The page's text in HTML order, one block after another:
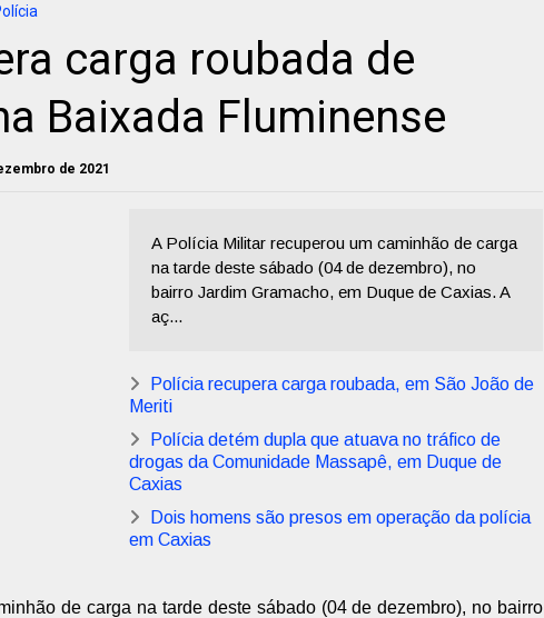
carga roubada de
Baixada Fluminense
de 2021
A Polícia Militar recuperou um caminhão de carga
na tarde deste sábado (04 de dezembro), no
bairro Jardim Gramacho, em Duque de Caxias. A
aç...
Polícia recupera carga roubada, em São João de
Meriti
Polícia detém dupla que atuava no tráfico de
drogas da Comunidade Massapê, em Duque de
Caxias
Dois homens são presos em operação da polícia
em Caxias
de carga na tarde deste sábado (04 de dezembro), no bairro